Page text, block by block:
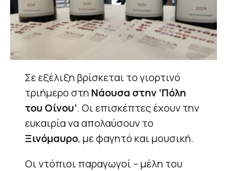
Σε εξέλιξη βρίσκεται το γιορτινό
τριήμερο στη Νάουσα στην ‘Πόλη
του Οίνου’. Οι επισκέπτες έχουν την
ευκαιρία να απολαύσουν το
Ξινόμαυρο, με φαγητό και μουσική.
Οι ντόπιοι παραγωγοί – μέλη του